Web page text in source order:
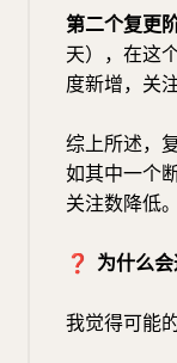
第二个复更
天），在这
度新增，关
综上所述，
如其中一个
关注数降低。
❓ 为什么
我觉得可能